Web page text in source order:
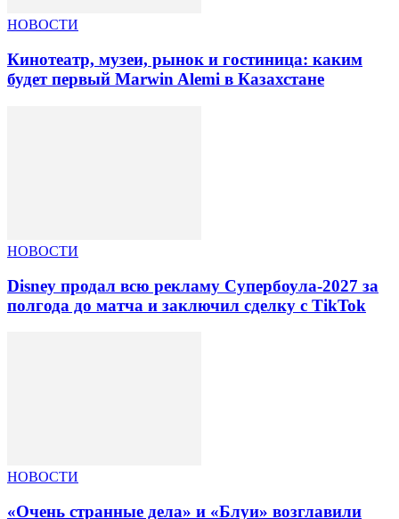
НОВОСТИ
Кинотеатр, музеи, рынок и гостиница: каким
будет первый Marwin Alemi в Казахстане
НОВОСТИ
Disney продал всю рекламу Супербоула-2027 за
полгода до матча и заключил сделку с TikTok
НОВОСТИ
«Очень странные дела» и «Блуи» возглавили